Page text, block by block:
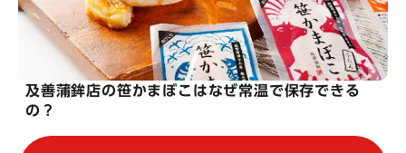
及善蒲鉾店の笹かまぼこはなぜ常温で保存できる
の？